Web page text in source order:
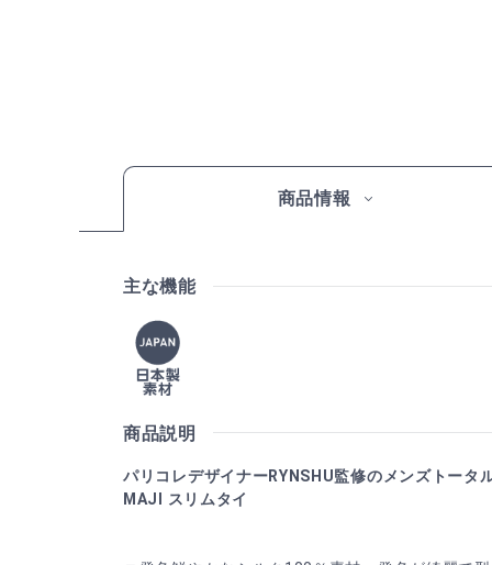
商品情報
主な機能
商品説明
パリコレデザイナーRYNSHU監修のメンズトータ
MAJI スリムタイ